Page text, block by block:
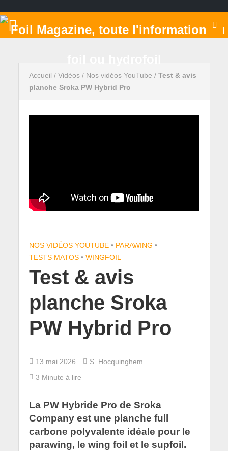
Accueil / Vidéos/ Nos vidéos YouTube / Test & avis
planche Sroka PW Hybrid Pro
NOS VIDÉOS YOUTUBE • PARAWING •
TESTS MATOS • WINGFOIL
Test & avis
planche Sroka
PW Hybrid Pro
13 mai 2026
S. Hocquinghem
3 Minute à lire
La PW Hybride Pro de Sroka
Company est une planche full
carbone polyvalente idéale pour le
parawing, le wing foil et le supfoil.